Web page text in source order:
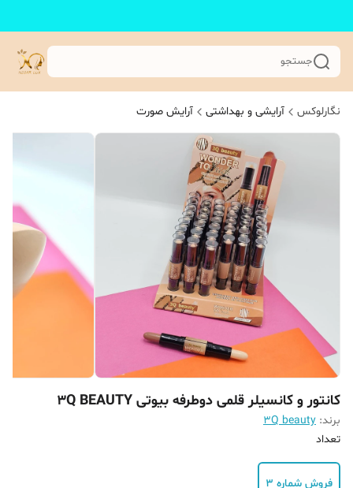
جستجو
نگارلوکس آرایشی و بهداشتی آرایش صورت
کانتور و کانسیلر قلمی دوطرفه بیوتی 3Q BEAUTY
برند: 3Q beauty
تعداد
فروش شماره 3